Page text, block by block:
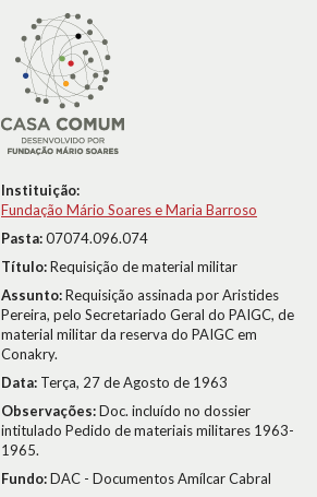
Instituição:
Fundação Mário Soares e Maria Barroso
Pasta:07074.096.074
Título:Requisição de material militar
Assunto:Requisição assinada por Aristides
Pereira, pelo Secretariado Geral do PAIGC, de
material militar da reserva do PAIGC em
Conakry.
Data: Terça, 27 de Agosto de 1963
Observações:Doc. incluído no dossier
intitulado Pedido de materiais militares 1963-
1965.
Fundo:DAC - Documentos Amílcar Cabral